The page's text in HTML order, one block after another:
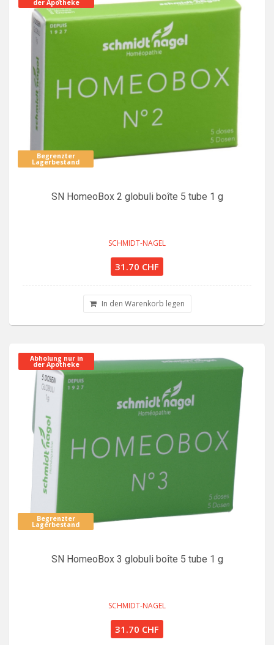
der Apotheke
Begrenzter
Lagerbestand
SN HomeoBox 2 globuli boîte 5 tube 1 g
SCHMIDT-NAGEL
31.70 CHF
In den Warenkorb legen
Abholung nur in
der Apotheke
Begrenzter
Lagerbestand
SN HomeoBox 3 globuli boîte 5 tube 1 g
SCHMIDT-NAGEL
31.70 CHF